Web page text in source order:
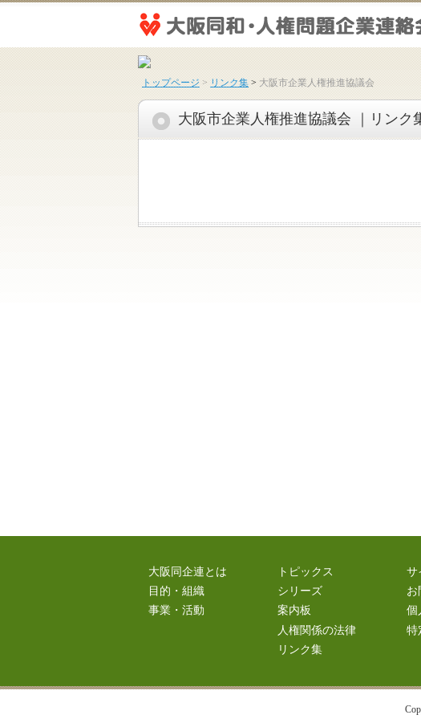
トップページ>リンク集>大阪市企業人権推進協議会
大阪市企業人権推進協議会 ｜リンク
大阪同企連とは
目的・組織
事業・活動
トピックス
シリーズ
案内板
人権関係の法律
リンク集
サ
お
個
特